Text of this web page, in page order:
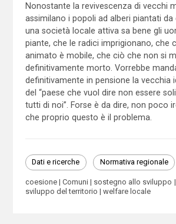
Nonostante la revivescenza di vecchi
assimilano i popoli ad alberi piantati da
una società locale attiva sa bene gli
piante, che le radici imprigionano, che
animato è mobile, che ciò che non si
definitivamente morto. Vorrebbe
definitivamente in pensione la vecchia
del “paese che vuol dire non essere
tutti di noi”. Forse è da dire, non poco
che proprio questo è il problema.
Dati e ricerche Normativa regionale
coesione Comuni
sostegno allo sviluppo
sviluppo del territorio
welfare locale